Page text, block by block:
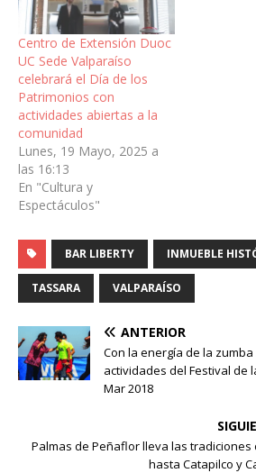
Centro de Extensión Duoc
UC Sede Valparaíso
celebrará el Día de los
Patrimonios con
actividades abiertas a la
comunidad
Lunes, 19 Mayo, 2025 a
las 16:13
En "Cultura y
Espectáculos"
BAR LIBERTY INMUEBLE
TASSARA VALPARAÍSO
ANTERIOR
Con la energía de la
actividades del Festival de
Mar 2018
Palmas de Peñaflor lleva las tradiciones
hasta Catapilco y